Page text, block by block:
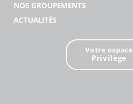
NOS GROUPEMENTS
ACTUALITÉS
Votre espace
Privilège